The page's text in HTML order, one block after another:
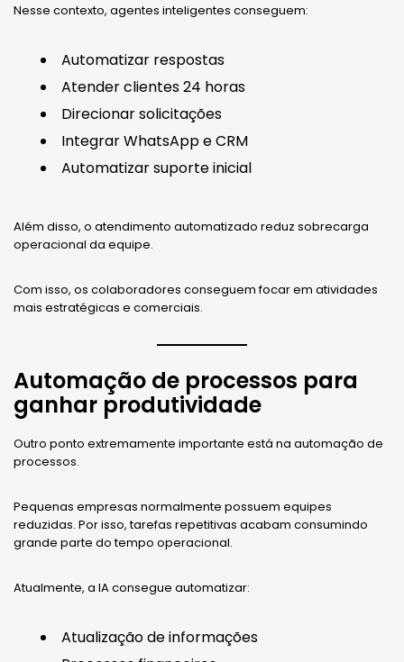
Nesse contexto, agentes inteligentes conseguem:
Automatizar respostas
Atender clientes 24 horas
Direcionar solicitações
Integrar WhatsApp e CRM
Automatizar suporte inicial
Além disso, o atendimento automatizado reduz sobrecarga
operacional da equipe.
Com isso, os colaboradores conseguem focar em atividades
mais estratégicas e comerciais.
Automação de processos para
ganhar produtividade
Outro ponto extremamente importante está na automação de
processos.
Pequenas empresas normalmente possuem equipes
reduzidas. Por isso, tarefas repetitivas acabam consumindo
grande parte do tempo operacional.
Atualmente, a IA consegue automatizar:
Atualização de informações